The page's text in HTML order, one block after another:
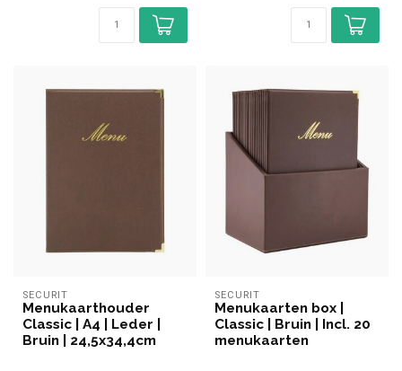
SECURIT
Menukaarthouder
Classic | A4 | Leder |
Bruin | 24,5x34,4cm
SECURIT
Menukaarten box |
Classic | Bruin | Incl. 20
menukaarten